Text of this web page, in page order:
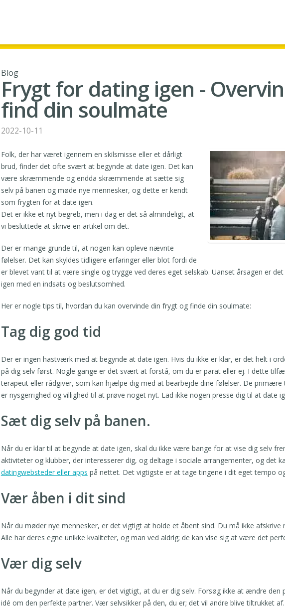
Blog
Frygt for dating igen -
find din soulmate
2022-10-11
Folk, der har været igennem en skilsmisse eller et dårligt
brud, finder det ofte svært at begynde at date igen. Det kan
være skræmmende og endda skræmmende at sætte sig
selv på banen og møde nye mennesker, og dette er kendt
som frygten for at date igen.
Det er ikke et nyt begreb, men i dag er det så almindeligt, at
vi besluttede at skrive en artikel om det.
Der er mange grunde til, at nogen kan opleve nævnte
følelser. Det kan skyldes tidligere erfaringer eller blot fordi de
er blevet vant til at være single og trygge ved deres eget selskab. Uanset årsagen er
igen med en indsats og beslutsomhed.
Her er nogle tips til, hvordan du kan overvinde din frygt og finde din soulmate:
Tag dig god tid
Der er ingen hastværk med at begynde at date igen. Hvis du ikke er klar, er det helt i
på dig selv først. Nogle gange er det svært at forstå, om du er parat eller ej. I dette
terapeut eller rådgiver, som kan hjælpe dig med at bearbejde dine følelser. De
er nysgerrighed og villighed til at prøve noget nyt. Lad ikke nogen presse dig til at date
Sæt dig selv på banen.
Når du er klar til at begynde at date igen, skal du ikke være bange for at vise dig selv
aktiviteter og klubber, der interesserer dig, og deltage i sociale arrangementer, og det
datingwebsteder eller apps på nettet. Det vigtigste er at tage tingene i dit eget tempo
Vær åben i dit sind
Når du møder nye mennesker, er det vigtigt at holde et åbent sind. Du må ikke
Alle har deres egne unikke kvaliteter, og man ved aldrig; de kan vise sig at være det
Vær dig selv
Når du begynder at date igen, er det vigtigt, at du er dig selv. Forsøg ikke at ændre den
idé om den perfekte partner. Vær selvsikker på den, du er; det vil andre blive tiltrukket af.